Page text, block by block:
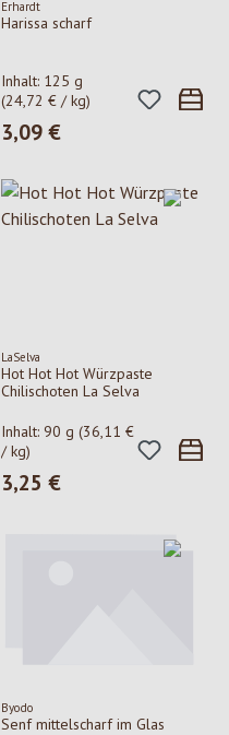
Erhardt
Harissa scharf
Inhalt: 125 g
(24,72 € / kg)
Regulärer Preis:
3,09 €
LaSelva
Hot Hot Hot Würzpaste
Chilischoten La Selva
Inhalt: 90 g (36,11 €
/ kg)
Regulärer Preis:
3,25 €
Byodo
Senf mittelscharf im Glas